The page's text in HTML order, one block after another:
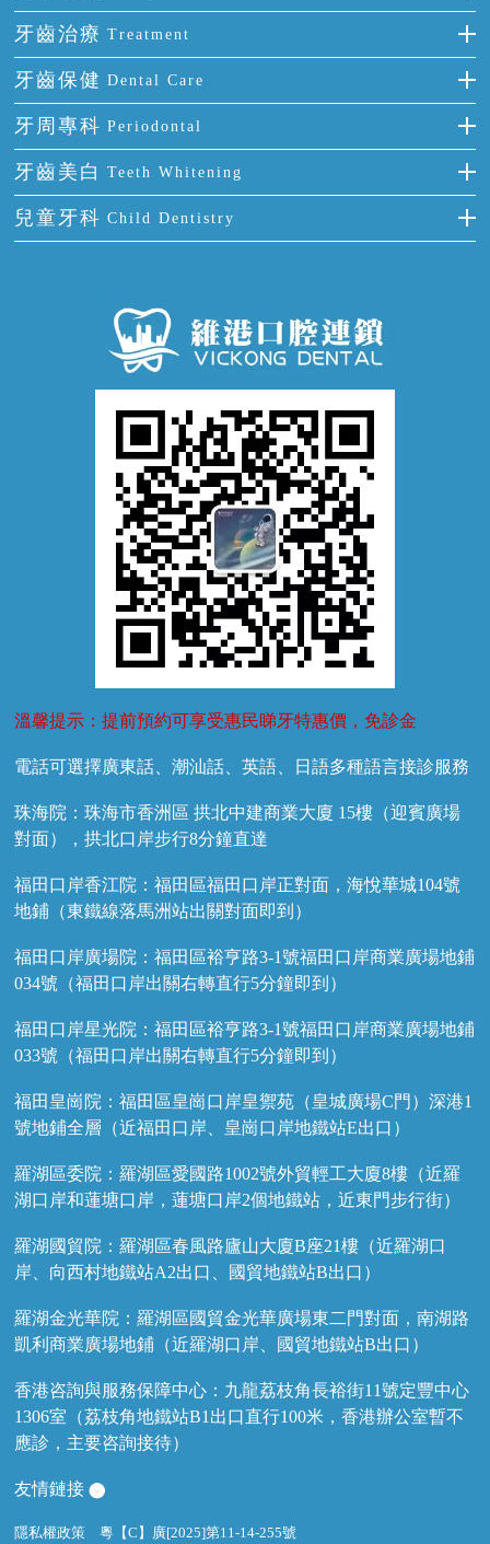
門牙缺失
多顆牙缺失
半口缺失
全口缺失
前牙反頜
牙齒擁擠
牙齒前突
牙齒稀疏
全瓷牙
烤瓷牙
氟斑牙
四環素牙
活動假牙
牙貼面
牙齒治療 Treatment
補牙
智齒
根管治療
拔牙
牙痛
牙齒保健 Dental Care
正確刷牙
全國愛牙日
預防牙病
牙科通識
牙周專科 Periodontal
牙周炎
牙齦出血
牙齦炎
牙齦萎縮
牙齒美白 Teeth Whitening
冷光美白
兒童牙科 Child Dentistry
溫馨提示：提前預約可享受惠民睇牙特惠價，免診金
電話可選擇廣東話、潮汕話、英語、日語多種語言接診服務
珠海院：珠海市香洲區 拱北中建商業大廈 15樓（迎賓廣場
對面），拱北口岸步行8分鐘直達
福田口岸香江院：福田區福田口岸正對面，海悅華城104號
地鋪（東鐵線落馬洲站出關對面即到）
福田口岸廣場院：福田區裕亨路3-1號福田口岸商業廣場地鋪
034號（福田口岸出關右轉直行5分鐘即到）
福田口岸星光院：福田區裕亨路3-1號福田口岸商業廣場地鋪
033號（福田口岸出關右轉直行5分鐘即到）
福田皇崗院：福田區皇崗口岸皇禦苑（皇城廣場C門）深港1
號地鋪全層（近福田口岸、皇崗口岸地鐵站E出口）
羅湖區委院：羅湖區愛國路1002號外貿輕工大廈8樓（近羅
湖口岸和蓮塘口岸，蓮塘口岸2個地鐵站，近東門步行街）
羅湖國貿院：羅湖區春風路廬山大廈B座21樓（近羅湖口
岸、向西村地鐵站A2出口、國貿地鐵站B出口）
羅湖金光華院：羅湖區國貿金光華廣場東二門對面，南湖路
凱利商業廣場地鋪（近羅湖口岸、國貿地鐵站B出口）
香港咨詢與服務保障中心：九龍荔枝角長裕街11號定豐中心
1306室（荔枝角地鐵站B1出口直行100米，香港辦公室暫不
應診，主要咨詢接待）
友情鏈接
隱私權政策 粵【C】廣[2025]第11-14-255號